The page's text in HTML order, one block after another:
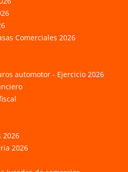
Comerciales 2026
automotor - Ejercicio 2026
2026
2026